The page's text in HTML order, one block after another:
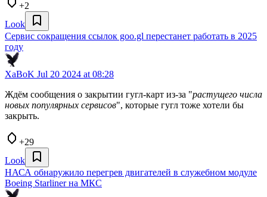
+2
Look
Сервис сокращения ссылок goo.gl перестанет работать в 2025
году
XaBoK Jul 20 2024 at 08:28
Ждём сообщения о закрытии гугл-карт из-за "растущего числа
новых популярных сервисов", которые гугл тоже хотели бы
закрыть.
+29
Look
НАСА обнаружило перегрев двигателей в служебном модуле
Boeing Starliner на МКС